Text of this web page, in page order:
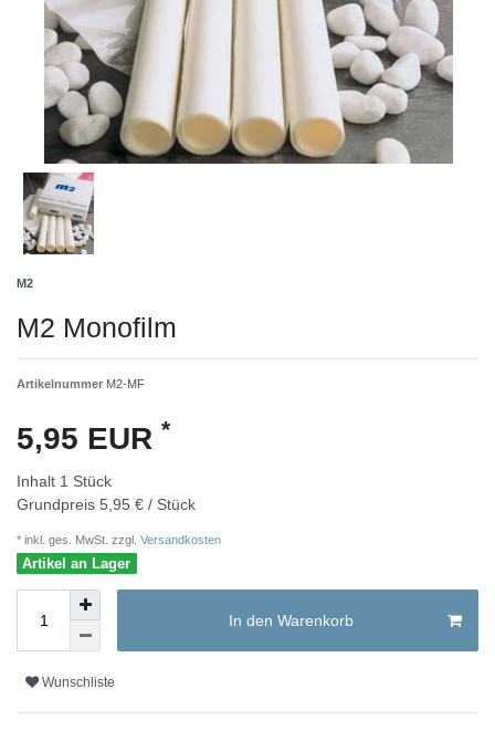
M2
M2 Monofilm
Artikelnummer M2-MF
5,95 EUR *
Inhalt 1 Stück
Grundpreis 5,95 € / Stück
* inkl. ges. MwSt. zzgl. Versandkosten
Artikel an Lager
In den Warenkorb
Wunschliste